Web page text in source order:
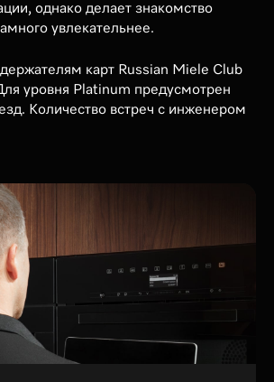
однако делает знакомство
увлекательнее.
карт Russian Miele Club
уровня Platinum предусмотрен
Количество встреч с инженером